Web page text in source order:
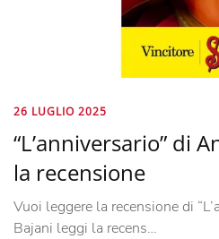
26 LUGLIO 2025
“L’anniversario” di
la recensione
Vuoi leggere la recensione di
Bajani leggi la recens…